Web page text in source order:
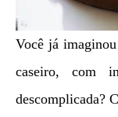
Você já imaginou poder fazer seu próprio queijo fresco
caseiro, com
descomplicada?